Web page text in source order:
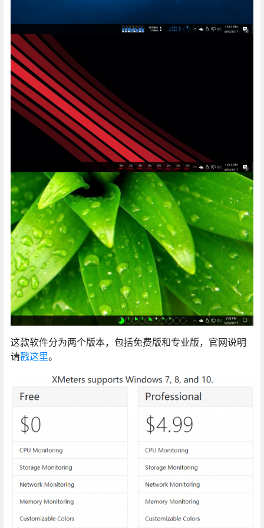
这款软件分为两个版本，包括免费版和专业版，官网说明
请戳这里。